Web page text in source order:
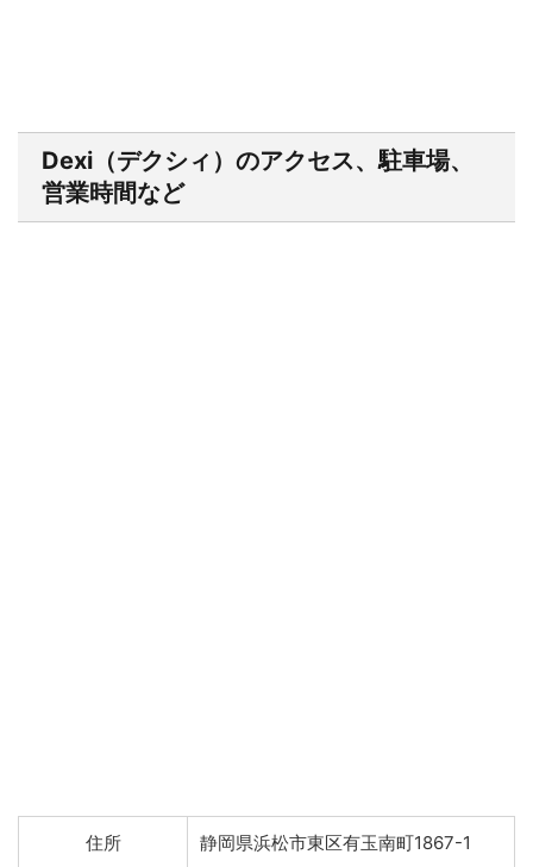
Dexi（デクシィ）のアクセス、駐車場、
営業時間など
住所 静岡県浜松市東区有玉南町1867-1